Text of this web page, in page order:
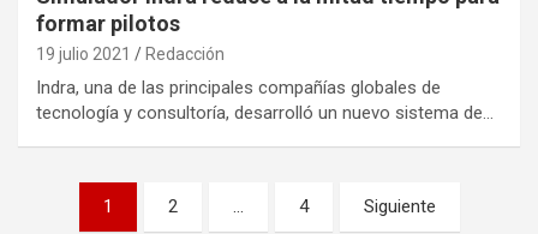
formar pilotos
19 julio 2021 Redacción
Indra, una de las principales compañías globales de
tecnología y consultoría, desarrolló un nuevo sistema de…
Paginación
1 2 … 4 Siguiente